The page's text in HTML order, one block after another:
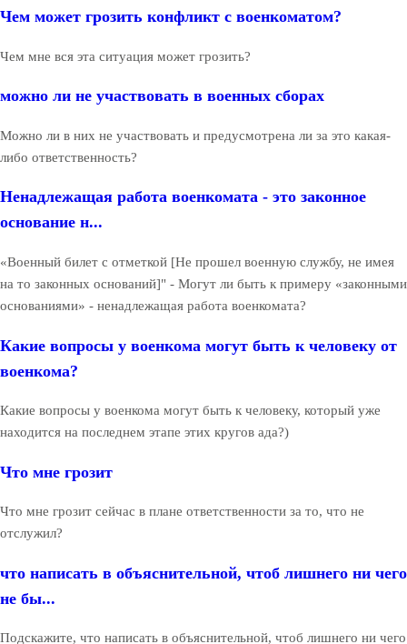
Чем может грозить конфликт с военкоматом?
Чем мне вся эта ситуация может грозить?
можно ли не участвовать в военных сборах
Можно ли в них не участвовать и предусмотрена ли за это какая-
либо ответственность?
Ненадлежащая работа военкомата - это законное
основание н...
«Военный билет с отметкой [Не прошел военную службу, не имея
на то законных оснований]" - Могут ли быть к примеру «законными
основаниями» - ненадлежащая работа военкомата?
Какие вопросы у военкома могут быть к человеку от
военкома?
Какие вопросы у военкома могут быть к человеку, который уже
находится на последнем этапе этих кругов ада?)
Что мне грозит
Что мне грозит сейчас в плане ответственности за то, что не
отслужил?
что написать в объяснительной, чтоб лишнего ни чего
не бы...
Подскажите, что написать в объяснительной, чтоб лишнего ни чего